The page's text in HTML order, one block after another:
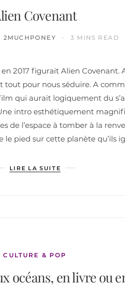
Covenant
2MUCHPONEY 3 MINS READ
2017 figurait Alien Covenant.
tout pour nous séduire. A
qui aurait logiquement du
intro esthétiquement
de l’espace à tomber à la
le pied sur cette planète qu’ils
LIRE LA SUITE
CULTURE & POP
océans, en livre ou